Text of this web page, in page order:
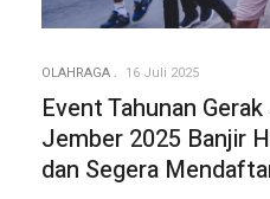
OLAHRAGA 16 Juli 2025
Event Tahunan
Jember 2025 Banjir
dan Segera